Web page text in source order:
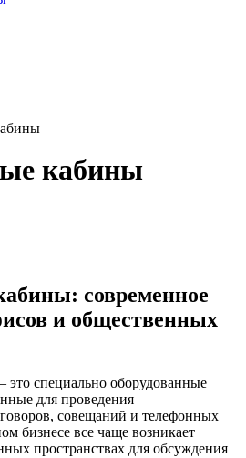
кабины
современное
и общественных
– это специально оборудованные
для проведения
совещаний и телефонных
бизнесе все чаще возникает
пространствах для обсуждения